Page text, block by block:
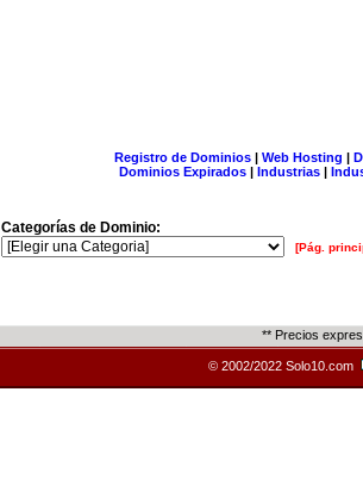
Registro de Dominios| Web Hosting |
Dominios Expirados | Industrias |
Categorías de Dominio:
[Pág.
** Precios
© 2002/2022 Solo10.com